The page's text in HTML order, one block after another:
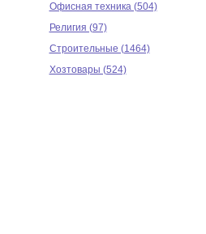
Офисная техника (504)
Религия (97)
Строительные (1464)
Хозтовары (524)